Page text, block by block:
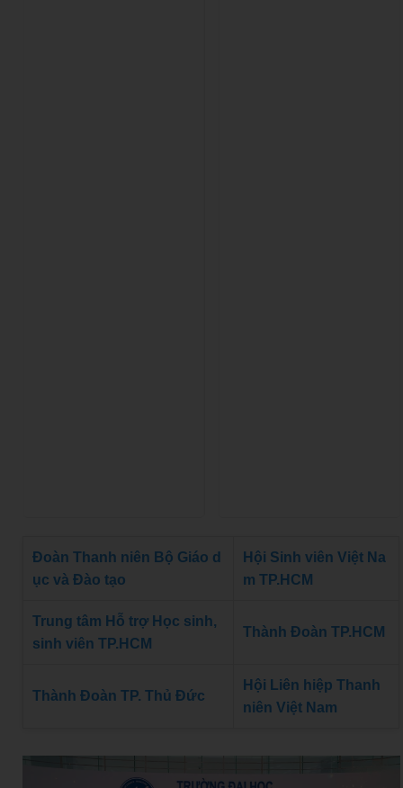
Đoàn Thanh niên Bộ Giáo d
ục và Đào tạo
Hội Sinh viên Việt Na
m TP.HCM
Trung tâm Hỗ trợ Học sinh,
sinh viên TP.HCM
Thành Đoàn TP.HCM
Thành Đoàn TP. Thủ Đức
Hội Liên hiệp Thanh
niên Việt Nam